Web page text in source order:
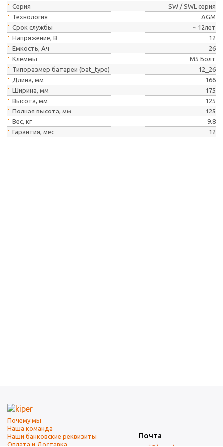
Серия
SW / SWL серия
Технология
AGM
Cрок службы
~ 12лет
Напряжение, В
12
Емкость, Ач
26
Клеммы
M5 Болт
Типоразмер батареи (bat_type)
12_26
Длина, мм
166
Ширина, мм
175
Высота, мм
125
Полная высота, мм
125
Вес, кг
9.8
Гарантия, мес
12
Почему мы
Наша команда
Наши банковские реквизиты
Оплата и Доставка
Почта